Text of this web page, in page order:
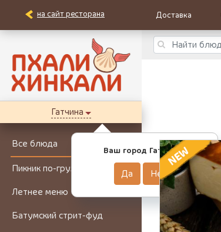
на сайт ресторана Доставка
Гатчина
Ваш город Гатчина?
Да Нет
Все блюда
Пикник по-грузински
Летнее меню
Батумский стрит-фуд